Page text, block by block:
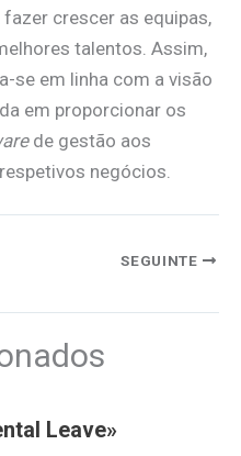
crescer as equipas,
talentos. Assim,
se em linha com a visão
em proporcionar os
de gestão aos
negócios.
SEGUINTE
Leave»